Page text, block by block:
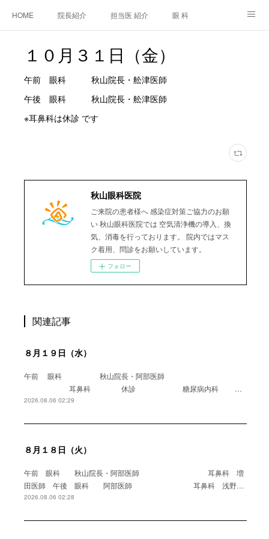
HOME 院長紹介 担当医 紹介 眼 科
アクセス ご相談・お問合せ 施設基準等及び掲示事項について
１０月３１日（金）
午前 眼科 秋山院長・舩津医師
午後 眼科 秋山院長・舩津医師
※耳鼻科は休診 です
秋山眼科医院
ご来院の患者様へ 感染症対策ご協力のお願
い 秋山眼科医院では 空気清浄機の導入、換
気、消毒を行っております。 院内ではマス
ク着用、問診をお願いしています。
フォロー
関連記事
８月１９日（水）
午前 眼科 秋山院長・阿部医師
耳鼻科 休診 糖尿病内科 …
2026.08.06 02:29
８月１８日（火）
午前 眼科 秋山院長・阿部医師 耳鼻科 増
田医師 午後 眼科 阿部医師 耳鼻科 浅野…
2026.08.06 02:28